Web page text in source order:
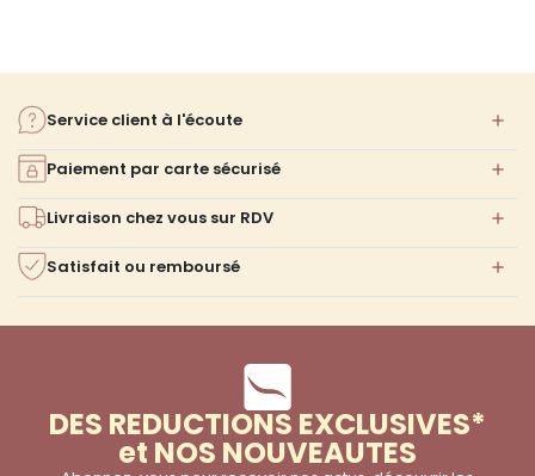
Service client à l'écoute
Paiement par carte sécurisé
Livraison chez vous sur RDV
Satisfait ou remboursé
DES REDUCTIONS EXCLUSIVES*
et NOS NOUVEAUTES